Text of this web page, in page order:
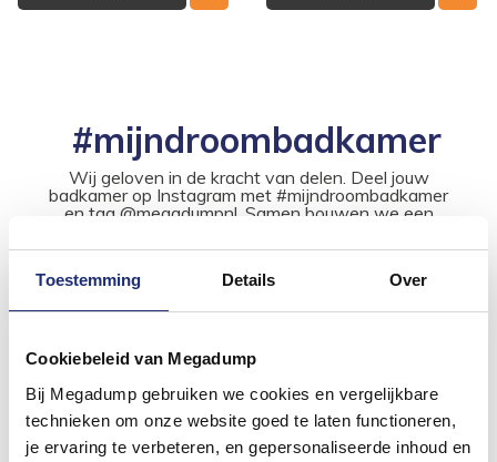
Toestemming Details Over
Cookiebeleid van Megadump
Bij Megadump gebruiken we cookies en vergelijkbare
technieken om onze website goed te laten functioneren,
je ervaring te verbeteren, en gepersonaliseerde inhoud en
#mijndroombadkamer
Wij geloven in de kracht van delen. Deel jouw
badkamer op Instagram met #mijndroombadkamer
en tag @megadumpnl. Samen bouwen we een
badkamerstijlen. Doe je mee?